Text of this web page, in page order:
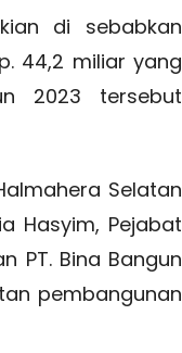
di sebabkan
44,2 miliar yang
2023 tersebut
Selatan
Hasyim, Pejabat
PT. Bina Bangun
pembangunan